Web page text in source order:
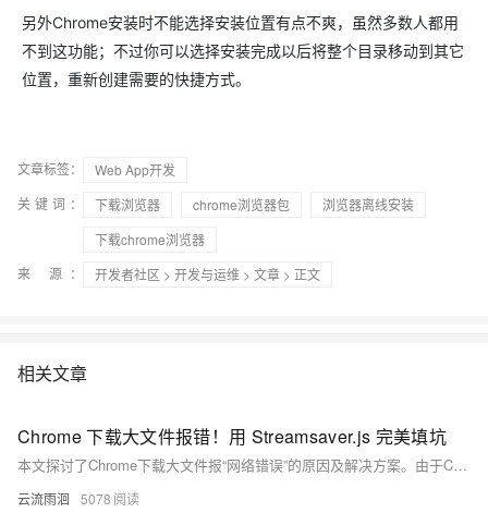
另外Chrome安装时不能选择安装位置有点不爽，虽然多数人都用
不到这功能；不过你可以选择安装完成以后将整个目录移动到其它
位置，重新创建需要的快捷方式。
文章标签：
Web App开发
关键词：
下载浏览器 chrome浏览器包
浏览器离线安装
下载chrome浏览器
来 源：
开发者社区 > 开发与运维 > 文章 > 正文
相关文章
Chrome 下载大文件报错！用 Streamsaver.js 完美填坑
本文探讨了Chrome下载大文件报“网络错误”的原因及解决方案。由于Chrome对Blob数据有大小限制，导致大文件下载失败。通过将responseType改为ArrayBuffer可临时解决1-2G文件问题，但超3G仍会崩溃。最佳方案是使用Streamsaver.js实现流式下载，边接收边保存，避免内存溢出，完美支持超大文件下载。
云流雨洄 5078